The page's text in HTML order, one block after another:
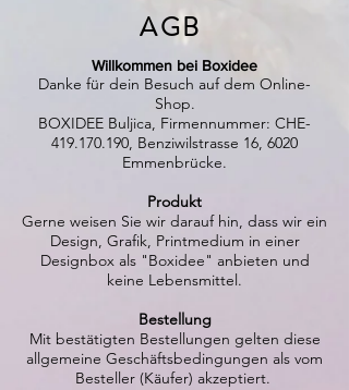
AGB
Willkommen bei Boxidee
Danke für dein Besuch auf dem Online-
Shop.
BOXIDEE Buljica, Firmennummer: CHE-
419.170.190, Benziwilstrasse 16, 6020
Emmenbrücke.
Produkt
Gerne weisen Sie wir darauf hin, dass wir ein
Design, Grafik, Printmedium in einer
Designbox als "Boxidee" anbieten und
keine Lebensmittel.
Bestellung
Mit bestätigten Bestellungen gelten diese
allgemeine Geschäftsbedingungen als vom
Besteller (Käufer) akzeptiert.